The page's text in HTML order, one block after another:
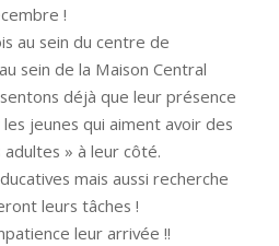
!
au sein du centre de
sein de la Maison Central
déjà que leur présence
jeunes qui aiment avoir des
» à leur côté.
mais aussi recherche
leurs tâches !
leur arrivée !!